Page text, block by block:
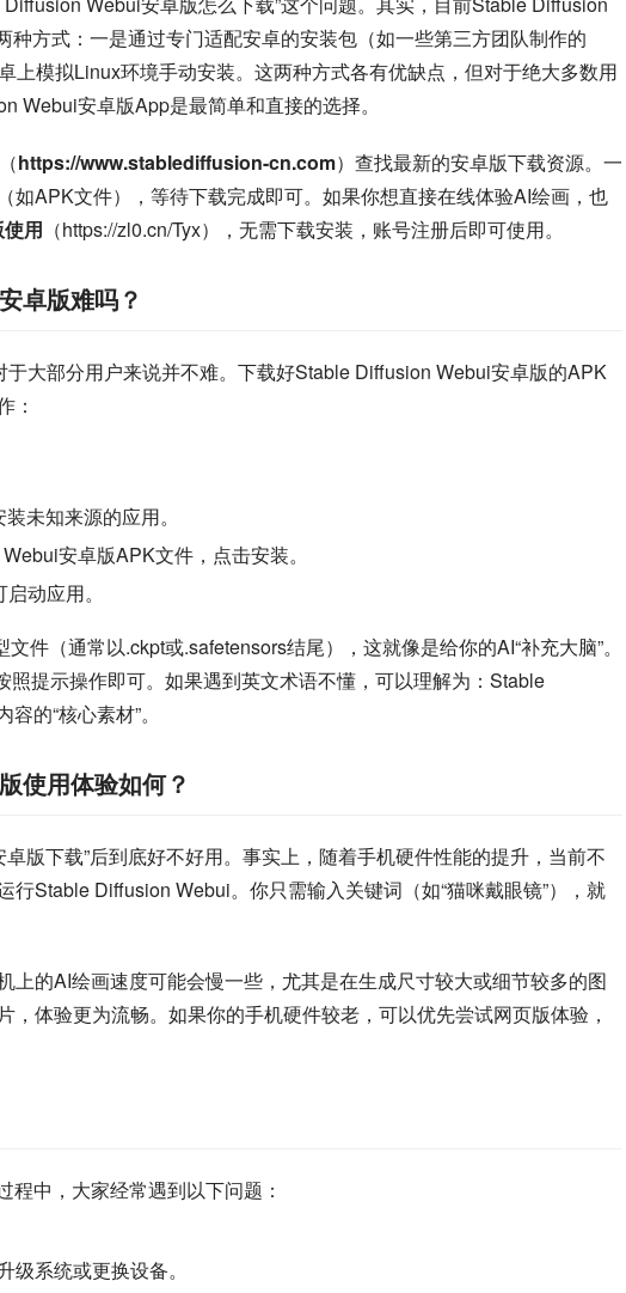
方式：一是通过专门适配安卓的安装包（如一些第三方团队制作的
上模拟Linux环境手动安装。这两种方式各有优缺点，但对于绝大多数用
Webui安卓版App是最简单和直接的选择。
https://www.stablediffusion-cn.com）查找最新的安卓版下载资源。一
如APK文件），等待下载完成即可。如果你想直接在线体验AI绘画，也
用 （https://zl0.cn/Tyx），无需下载安装，账号注册后即可使用。
卓版难吗？
于大部分用户来说并不难。下载好Stable Diffusion Webui安卓版的APK
：
未知来源的应用。
安卓版APK文件，点击安装。
动应用。
件（通常以.ckpt或.safetensors结尾），这就像是给你的AI“补充大脑”。
提示操作即可。如果遇到英文术语不懂，可以理解为：Stable
的“核心素材”。
使用体验如何？
版下载”后到底好不好用。事实上，随着手机硬件性能的提升，当前不
行Stable Diffusion Webui。你只需输入关键词（如“猫咪戴眼镜”），就
上的AI绘画速度可能会慢一些，尤其是在生成尺寸较大或细节较多的图
，体验更为流畅。如果你的手机硬件较老，可以优先尝试网页版体验，
程中，大家经常遇到以下问题：
系统或更换设备。